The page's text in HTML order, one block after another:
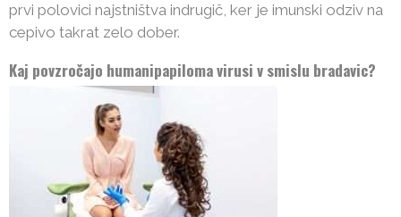
prvi polovici najstništva indrugič, ker je imunski odziv na
cepivo takrat zelo dober.
Kaj povzročajo humanipapiloma virusi v smislu bradavic?